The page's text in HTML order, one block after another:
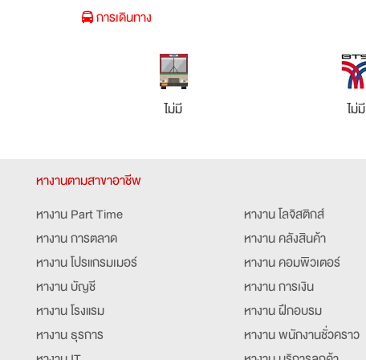
การเดินทาง
ไม่มี ไม่มี
หางานตามสาขาอาชีพ
หางาน Part Time
หางาน การตลาด
หางาน โปรแกรมเมอร์
หางาน บัญชี
หางาน โรงแรม
หางาน ธุรการ
หางาน โลจิสติกส์
หางาน คลังสินค้า
หางาน คอมพิวเตอร์
หางาน การเงิน
หางาน ฝึกอบรม
หางาน พนักงานชั่วคราว